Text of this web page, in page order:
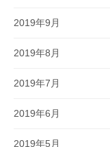
2019年9月
2019年8月
2019年7月
2019年6月
2019年5月